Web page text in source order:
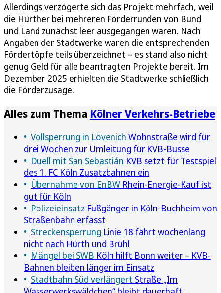
Allerdings verzögerte sich das Projekt mehrfach, weil
die Hürther bei mehreren Förderrunden von Bund
und Land zunächst leer ausgegangen waren. Nach
Angaben der Stadtwerke waren die entsprechenden
Fördertöpfe teils überzeichnet – es stand also nicht
genug Geld für alle beantragten Projekte bereit. Im
Dezember 2025 erhielten die Stadtwerke schließlich
die Förderzusage.
Alles zum Thema Kölner Verkehrs-Betriebe
Vollsperrung in Lövenich Wohnstraße wird für
drei Wochen zur Umleitung für KVB-Busse
Duell mit San Sebastián KVB setzt für Testspiel
des 1. FC Köln Zusatzbahnen ein
Übernahme von EnBW Rhein-Energie-Kauf ist
gut für Köln
Polizeieinsatz Fußgänger in Köln-Buchheim von
Straßenbahn erfasst
Streckensperrung Linie 18 fährt wochenlang
nicht nach Hürth und Brühl
Mängel bei SWB Köln hilft Bonn weiter – KVB-
Bahnen bleiben länger im Einsatz
Stadtbahn Süd verlängert Straße „Im